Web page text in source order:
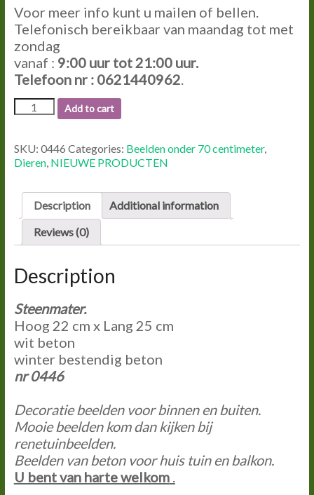
Voor meer info kunt u mailen of bellen.
Telefonisch bereikbaar van maandag tot met
zondag
vanaf : 9:00uur tot21:00uur.
Telefoon nr : 0621440962.
0446
STEENMATER
Add to cart
SKU: 0446 Categories: Beelden onder 70 centimeter,
Dieren, NIEUWE PRODUCTEN
Description
Additional information
Reviews (0)
Description
Steenmater.
Hoog 22 cm x Lang 25 cm
wit beton
winter bestendig beton
nr 0446
Decoratie beelden voor binnen en buiten.
Mooie beelden kom dan kijken bij
renetuinbeelden.
Beelden van beton voor huis tuin en balkon.
U bent van harte welkom.